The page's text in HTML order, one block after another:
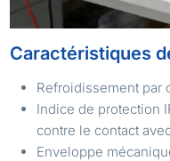
Caractéristiques
Refroidissement par
Indice de protection
contre le contact
Enveloppe